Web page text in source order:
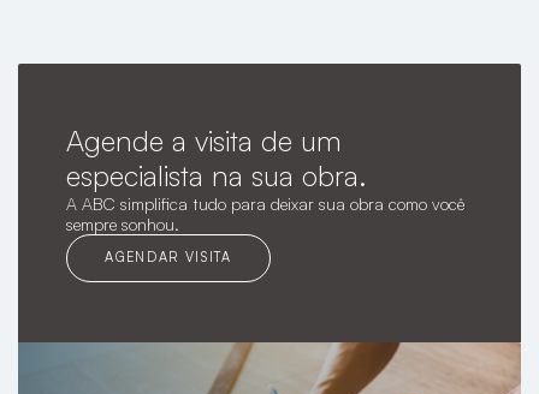
Agende a visita de um
especialista na sua obra.
A ABC simplifica tudo para deixar sua obra como você
sempre sonhou.
AGENDAR VISITA